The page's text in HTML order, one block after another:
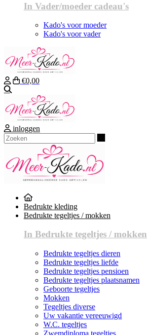
In Vader/moeder cadeau's
Kado's voor moeder
Kado's voor vader
€0,00
inloggen
Bedrukte kleding
Bedrukte tegeltjes / mokken
In Bedrukte tegeltjes / mokken
Bedrukte tegeltjes dieren
Bedrukte tegeltjes liefde
Bedrukte tegeltjes pensioen
Bedrukte tegeltjes plaatsnamen
Geboorte tegeltjes
Mokken
Tegeltjes diverse
Uw vakantie vereeuwigd
W.C. tegeltjes